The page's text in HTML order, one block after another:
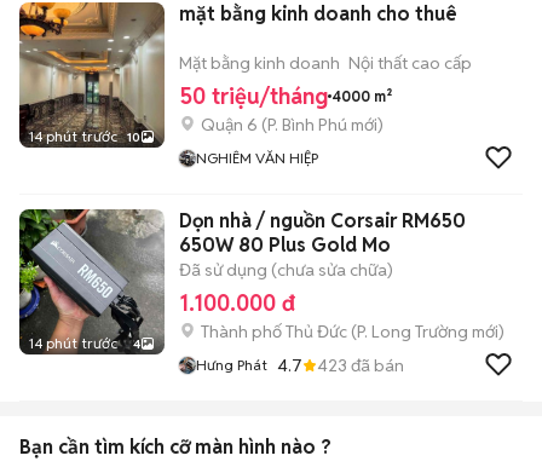
14 phút trước 10
mặt bằng kinh doanh cho thuê
Mặt bằng kinh doanh Nội thất cao cấp
50 triệu/tháng 4000 m²
Quận 6 (P. Bình Phú mới)
NGHIÊM VĂN HIỆP
14 phút trước 4
Dọn nhà / nguồn Corsair RM650
650W 80 Plus Gold Mo
Đã sử dụng (chưa sửa chữa)
1.100.000 đ
Thành phố Thủ Đức (P. Long Trường mới)
Hưng Phát 4.7 423 đã bán
Bạn cần tìm kích cỡ màn hình nào ?